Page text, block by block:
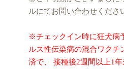
ルにてお問い合わせくださ
※チェックイン時に狂犬病
ルス性伝染病の混合ワクチ
済で、 接種後2週間以上1